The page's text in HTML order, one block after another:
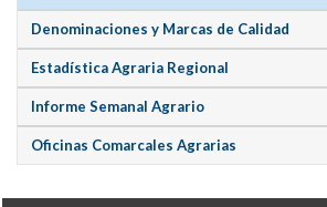
Denominaciones y Marcas de Calidad
Estadística Agraria Regional
Informe Semanal Agrario
Oficinas Comarcales Agrarias